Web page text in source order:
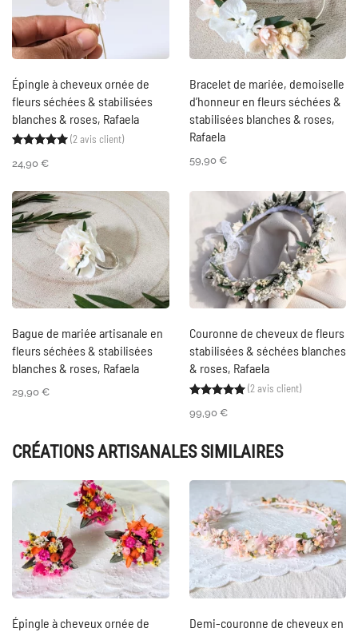
Épingle à cheveux ornée de
fleurs séchées & stabilisées
blanches & roses, Rafaela
Noté5.00sur 5 basé sur
2 notations client
(2avis client)
24,90 €
Bracelet de mariée, demoiselle
d’honneur en fleurs séchées &
stabilisées blanches & roses,
Rafaela
59,90 €
Bague de mariée artisanale en
fleurs séchées & stabilisées
blanches & roses, Rafaela
29,90 €
Couronne de cheveux de fleurs
stabilisées & séchées blanches
& roses, Rafaela
Noté5.00sur 5
2
(2avis client)
99,90 €
CRÉATIONS ARTISANALES SIMILAIRES
Épingle à cheveux ornée de
Demi-couronne de cheveux en